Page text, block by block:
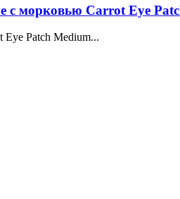
с морковью Carrot Eye
Eye Patch Medium...